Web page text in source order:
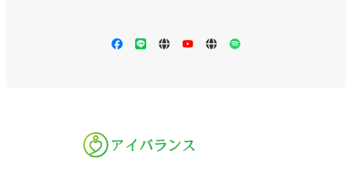
Facebook
LINEApple
Podcast
YouTube
LISTENSpotify